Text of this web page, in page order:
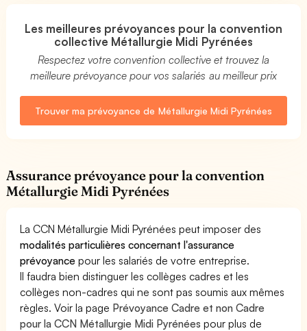
Les meilleures prévoyances pour la convention
collective Métallurgie Midi Pyrénées
Respectez votre convention collective et trouvez la
meilleure prévoyance pour vos salariés au meilleur prix
Trouver ma prévoyance de Métallurgie Midi Pyrénées
Assurance prévoyance pour la convention
Métallurgie Midi Pyrénées
La CCN Métallurgie Midi Pyrénées peut imposer des
modalités particulières concernant l'assurance
prévoyance pour les salariés de votre entreprise.
Il faudra bien distinguer les collèges cadres et les
collèges non-cadres qui ne sont pas soumis aux mêmes
règles. Voir la page Prévoyance Cadre et non Cadre
pour la CCN Métallurgie Midi Pyrénées pour plus de